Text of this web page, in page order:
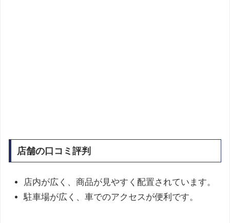
店舗の口コミ評判
店内が広く、商品が見やすく配置されています。
駐車場が広く、車でのアクセスが便利です。